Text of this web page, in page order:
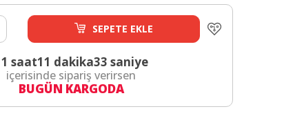
SEPETE EKLE
saat11 dakika32 saniye
içerisinde sipariş verirsen
BUGÜN KARGODA